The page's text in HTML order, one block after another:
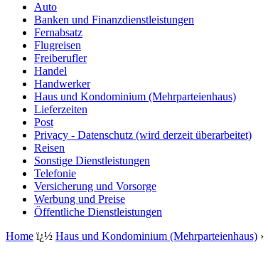
Auto
Banken und Finanzdienstleistungen
Fernabsatz
Flugreisen
Freiberufler
Handel
Handwerker
Haus und Kondominium (Mehrparteienhaus)
Lieferzeiten
Post
Privacy - Datenschutz (wird derzeit überarbeitet)
Reisen
Sonstige Dienstleistungen
Telefonie
Versicherung und Vorsorge
Werbung und Preise
Öffentliche Dienstleistungen
Home ï¿½ Haus und Kondominium (Mehrparteienhaus) ›